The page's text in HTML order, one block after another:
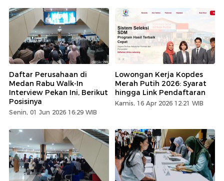
Daftar Perusahaan di
Medan Rabu Walk-In
Interview Pekan Ini, Berikut
Posisinya
Senin, 01 Jun 2026 16:29 WIB
Lowongan Kerja Kopdes
Merah Putih 2026: Syarat
hingga Link Pendaftaran
Kamis, 16 Apr 2026 12:21 WIB